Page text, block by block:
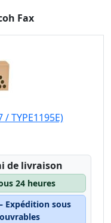
Fax
TYPE1195E)
de livraison
24 heures
Expédition sous